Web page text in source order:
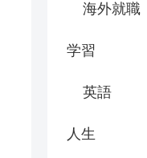
海外就職
学習
英語
人生